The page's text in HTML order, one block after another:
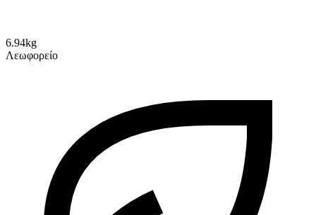
6.94kg
Λεωφορείο